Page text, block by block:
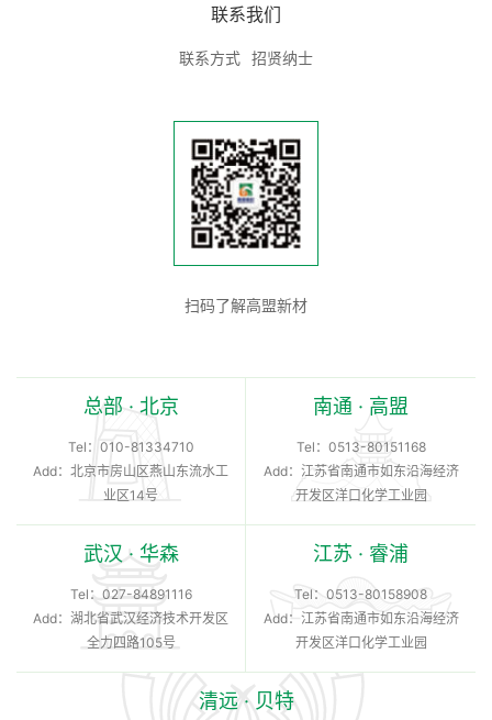
联系我们
联系方式 招贤纳士
扫码了解高盟新材
总部 · 北京
Tel： 010-81334710
Add：北京市房山区燕山东流水工
业区14号
南通 · 高盟
Tel： 0513-80151168
Add：江苏省南通市如东沿海经济
开发区洋口化学工业园
武汉 · 华森
Tel： 027-84891116
Add：湖北省武汉经济技术开发区
全力四路105号
江苏 · 睿浦
Tel： 0513-80158908
Add：江苏省南通市如东沿海经济
开发区洋口化学工业园
清远 · 贝特